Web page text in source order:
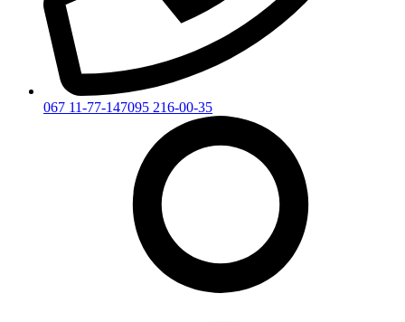
067 11-77-147095 216-00-35